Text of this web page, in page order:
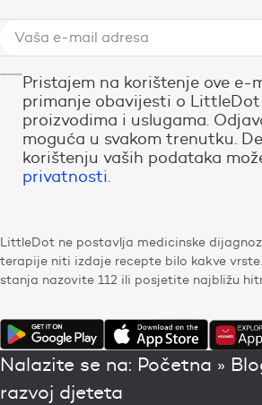
Pristajem na korištenje ove e-
primanje obavijesti o
proizvodima i uslugama.
moguća u svakom trenutku.
korištenju vaših podataka
privatnosti.
LittleDot ne postavlja medicinske
terapije niti izdaje recepte bilo kakve
stanja nazovite 112 ili posjetite najbližu
Nalazite se na: Početna »
razvoj djeteta